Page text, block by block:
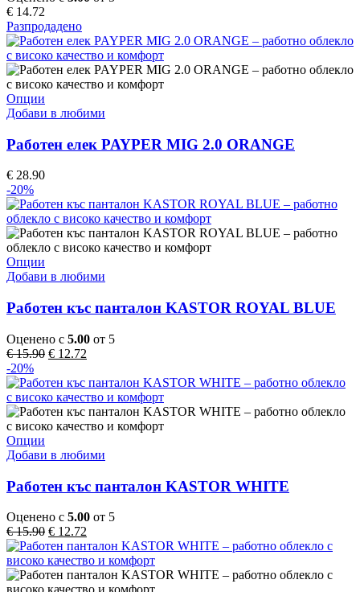
may
be
chosen
on
the
page
€ 14.72
Разпродадено
Опции
product
multiple
variants.
The
may
be
chosen
on
product
page
Добави в любими
Работен елек PAYPER MIG 2.0 ORANGE
€ 28.90
-20%
Опции
product
multiple
variants.
options
may
chosen
on
the
product
page
Добави в любими
Работен къс панталон KASTOR ROYAL BLUE
Оценено с 5.00 от 5
€15.90 Original
was:
€ 15.90.
€ 12.72
е:
€ 12.72.
-20%
Опции
product
multiple
variants.
The
options
may
be
chosen
on
Добави в любими
Работен къс панталон KASTOR WHITE
Оценено с 5.00 от 5
€15.90 Original
price
was:
€ 15.90.
€ 12.72
цена
е:
€ 12.72.